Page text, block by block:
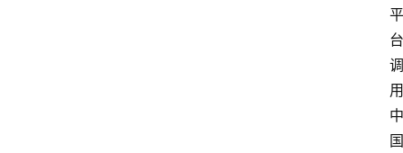
平
台
调
用
中
国